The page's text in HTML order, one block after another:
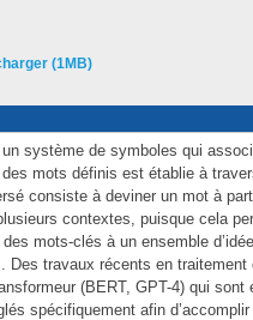
(1MB)
système de symboles qui
mots définis est établie à
consiste à deviner un mot à
contextes, puisque cela
des mots-clés à un ensemble
Des travaux récents en traitement
(BERT, GPT-4) qui
spécifiquement afin